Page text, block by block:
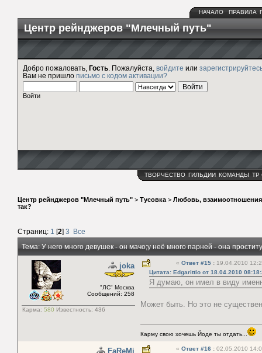
НАЧАЛО ПРАВИЛА
Центр рейнджеров "Млечный путь"
Добро пожаловать, Гость . Пожалуйста, войдите или
Вам не пришло письмо с кодом активации?
Войти
ТВОРЧЕСТВО ГИЛЬДИИ КОМАНДЫ ТР
Центр рейнджеров "Млечный путь" > Тусовка > Любовь,
так?
Страниц: 1 [2] 3
Все
Тема: У него много девушек - он мачо;у неё много парней - она
joka
"ЛС" Москва
Сообщений: 258
Карма: 580 Известность: 436
« Ответ #15 : 19.04.2010
Цитата: Edgarittio от 18.04.2010
Я думаю, он имел в виду
Может быть. Но это не
Карму свою хочешь Йоде ты отдать...
FaReMi « Ответ #16 : 02.05.2010